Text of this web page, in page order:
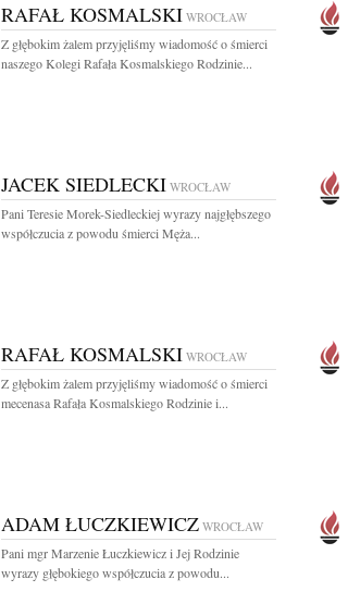
RAFAŁ KOSMALSKI WROCŁAW
Z głębokim żalem przyjęliśmy wiadomość o śmierci
naszego Kolegi Rafała Kosmalskiego Rodzinie...
JACEK SIEDLECKI WROCŁAW
Pani Teresie Morek-Siedleckiej wyrazy najgłębszego
współczucia z powodu śmierci Męża...
RAFAŁ KOSMALSKI WROCŁAW
Z głębokim żalem przyjęliśmy wiadomość o śmierci
mecenasa Rafała Kosmalskiego Rodzinie i...
ADAM ŁUCZKIEWICZ WROCŁAW
Pani mgr Marzenie Łuczkiewicz i Jej Rodzinie
wyrazy głębokiego współczucia z powodu...